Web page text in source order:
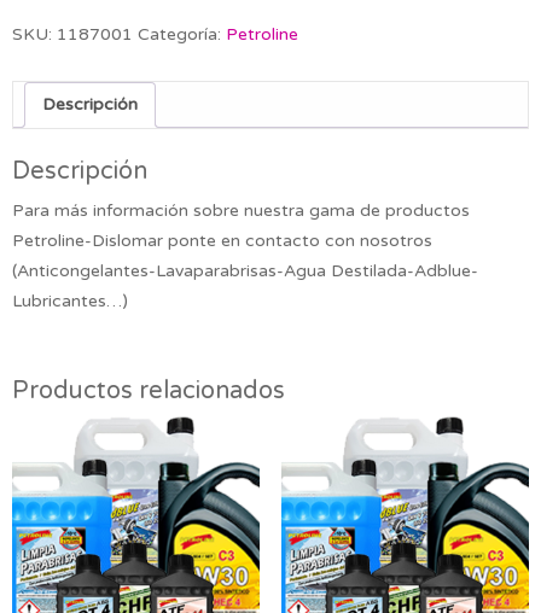
SKU: 1187001 Categoría: Petroline
Descripción
Descripción
Para más información sobre nuestra gama de productos
Petroline-Dislomar ponte en contacto con nosotros
(Anticongelantes-Lavaparabrisas-Agua Destilada-Adblue-
Lubricantes…)
Productos relacionados